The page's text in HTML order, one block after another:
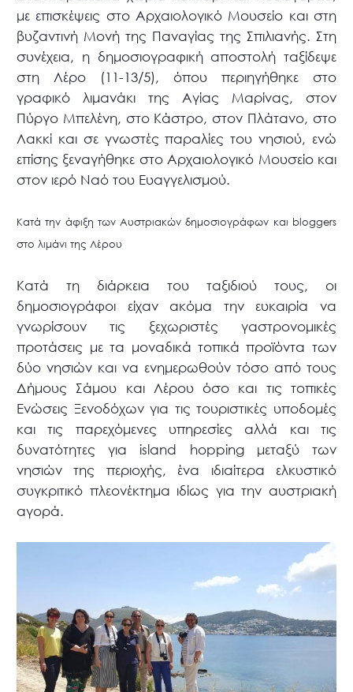
με επισκέψεις στο Αρχαιολογικό Μουσείο και στη
βυζαντινή Μονή της Παναγίας της Σπιλιανής. Στη
συνέχεια, η δημοσιογραφική αποστολή ταξίδεψε
στη Λέρο (11-13/5), όπου περιηγήθηκε στο
γραφικό λιμανάκι της Αγίας Μαρίνας, στον
Πύργο Μπελένη, στο Κάστρο, στον Πλάτανο, στο
Λακκί και σε γνωστές παραλίες του νησιού, ενώ
επίσης ξεναγήθηκε στο Αρχαιολογικό Μουσείο και
στον ιερό Ναό του Ευαγγελισμού.
Κατά την άφιξη των Αυστριακών δημοσιογράφων και bloggers
στο λιμάνι της Λέρου
Κατά τη διάρκεια του ταξιδιού τους, οι
δημοσιογράφοι είχαν ακόμα την ευκαιρία να
γνωρίσουν τις ξεχωριστές γαστρονομικές
προτάσεις με τα μοναδικά τοπικά προϊόντα των
δύο νησιών και να ενημερωθούν τόσο από τους
Δήμους Σάμου και Λέρου όσο και τις τοπικές
Ενώσεις Ξενοδόχων για τις τουριστικές υποδομές
και τις παρεχόμενες υπηρεσίες αλλά και τις
δυνατότητες για island hopping μεταξύ των
νησιών της περιοχής, ένα ιδιαίτερα ελκυστικό
συγκριτικό πλεονέκτημα ιδίως για την αυστριακή
αγορά.